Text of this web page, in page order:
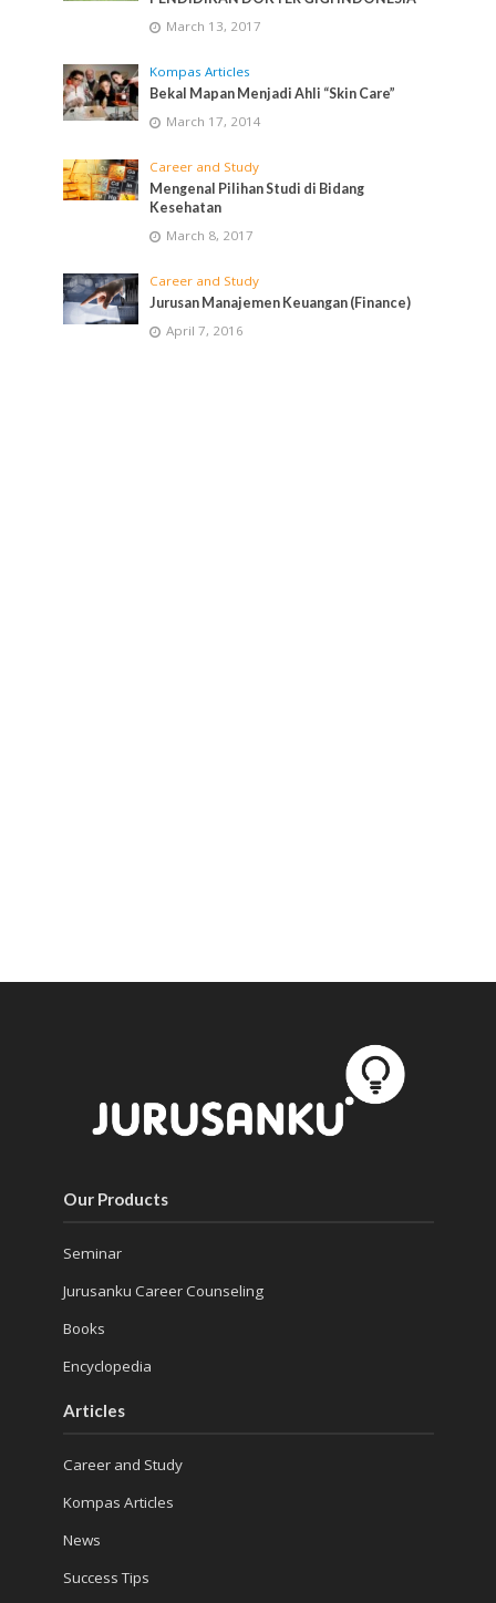
March 13, 2017
Kompas Articles
Bekal Mapan Menjadi Ahli “Skin Care”
March 17, 2014
Career and Study
Mengenal Pilihan Studi di Bidang
Kesehatan
March 8, 2017
Career and Study
Jurusan Manajemen Keuangan (Finance)
April 7, 2016
Our Products
Seminar
Jurusanku Career Counseling
Books
Encyclopedia
Articles
Career and Study
Kompas Articles
News
Success Tips